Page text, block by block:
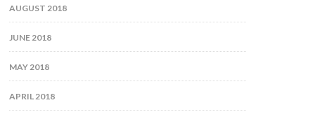
AUGUST 2018
JUNE 2018
MAY 2018
APRIL 2018